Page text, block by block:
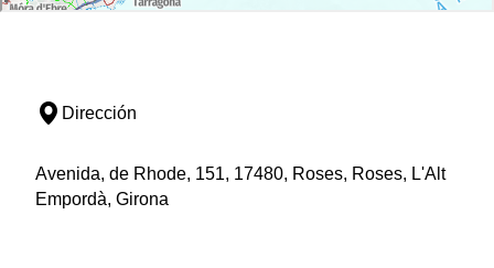
Dirección
Avenida, de Rhode, 151, 17480, Roses, Roses, L'Alt
Empordà, Girona